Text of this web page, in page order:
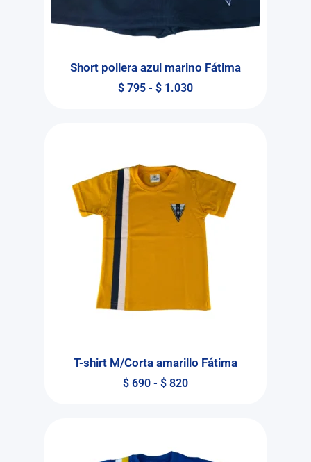
Short pollera azul marino Fátima
$ 795 - $ 1.030
T-shirt M/Corta amarillo Fátima
$ 690 - $ 820